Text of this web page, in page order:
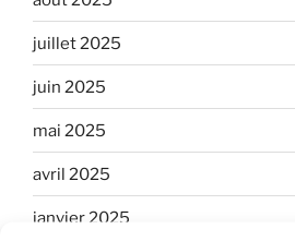
juillet 2025
juin 2025
mai 2025
avril 2025
janvier 2025